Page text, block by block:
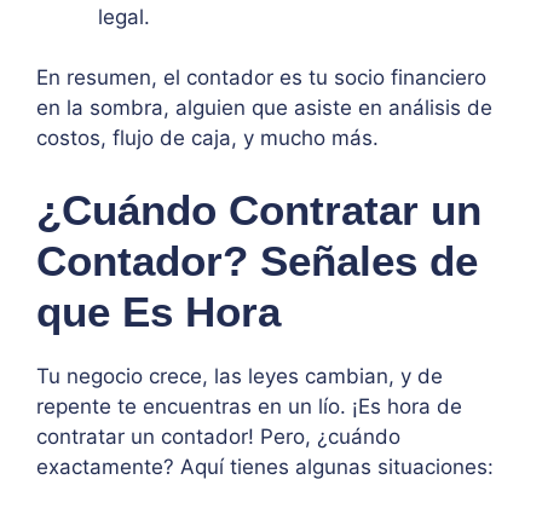
legal.
En resumen, el contador es tu socio financiero
en la sombra, alguien que asiste en análisis de
costos, flujo de caja, y mucho más.
¿Cuándo Contratar un
Contador? Señales de
que Es Hora
Tu negocio crece, las leyes cambian, y de
repente te encuentras en un lío. ¡Es hora de
contratar un contador! Pero, ¿cuándo
exactamente? Aquí tienes algunas situaciones: